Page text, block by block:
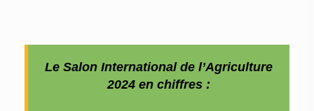
Le Salon International de l’Agriculture
2024 en chiffres :